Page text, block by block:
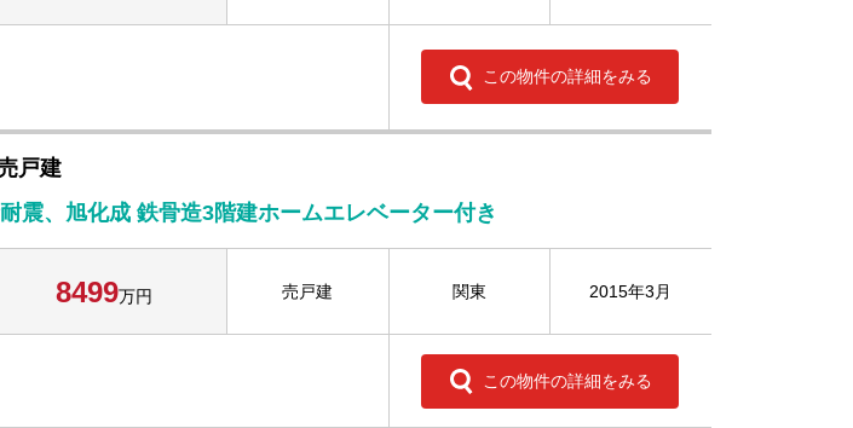
この物件の詳細をみる
戸建
震、旭化成 鉄骨造3階建ホームエレベーター付き
8499万円 売戸建 関東 2015年3月
この物件の詳細をみる